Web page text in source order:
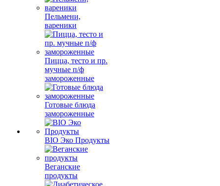
Пельмени,
вареники
Пицца, тесто и пр.
мучные п/ф
замороженные
Готовые блюда
замороженные
BIO Эко Продукты
Веганские
продукты